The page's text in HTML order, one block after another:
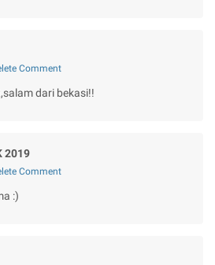
Comment
dari bekasi!!
2019
Comment
:)